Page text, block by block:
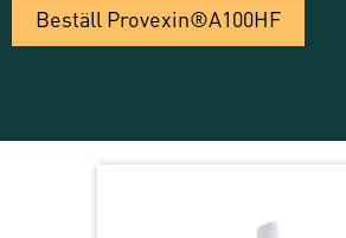
Beställ Provexin®A100HF